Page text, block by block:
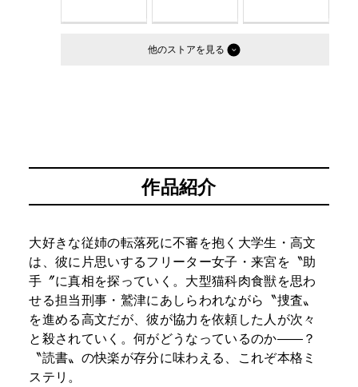
他のストア
作品紹介
大好きな従姉の転落死に不審を抱く大学生・高文
は、彼に片思いするフリーター女子・来宮を〝助
手〞に真相を探っていく。大型猫科肉食獣を思わ
せる担当刑事・鷲津にあしらわれながら〝捜査〟
を進める高文だが、彼が協力を依頼した人が次々
と殺されていく。何がどうなっているのか――？
〝読書〟の快楽が存分に味わえる、これぞ本格ミ
ステリ。